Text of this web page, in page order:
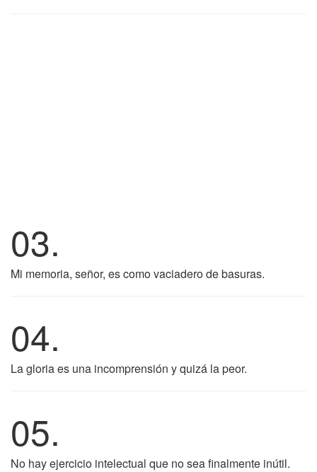
03.
Mi memoria, señor, es como vaciadero de basuras.
04.
La gloria es una incomprensión y quizá la peor.
05.
No hay ejercicio intelectual que no sea finalmente inútil.